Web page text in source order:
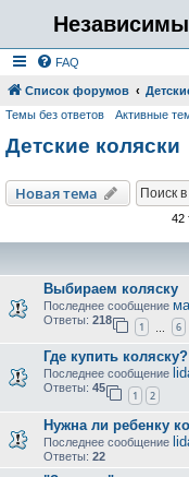
FAQ
Список форумов
Темы без ответов Активные
Детские коляски
Новая тема
42
Выбираем коляску
Последнее сообщение
Ответы: 218
1 6
Где купить коляску?
Последнее сообщение
Ответы: 45
1 2
Нужна ли ребенку
Последнее сообщение
Ответы: 22